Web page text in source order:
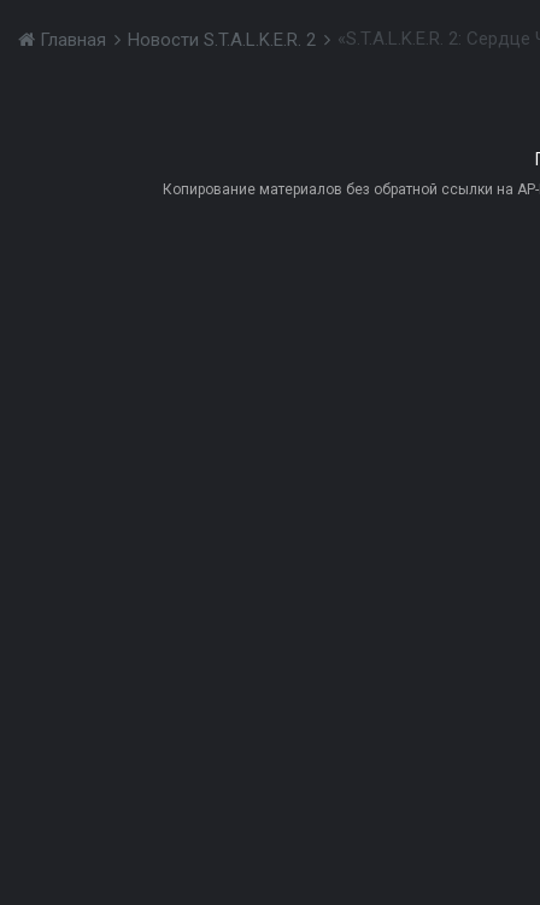
Главная Новости S.T.A.L.K.E.R. 2 «S.T.A.L.K.E.R. 2:
Копирование материалов без обратной ссылки на